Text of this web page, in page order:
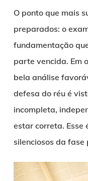
O ponto que mais
preparados: o
fundamentação
parte vencida. Em
bela análise
defesa do réu é
incompleta,
estar correta. Esse
silenciosos da fase